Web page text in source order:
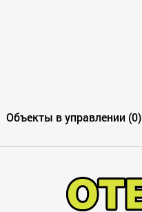
Объекты в управлении (0)